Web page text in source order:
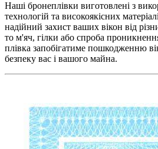
Наші бронеплівки виготовлені з
технологій та високоякісних
надійний захист ваших вікон від
то м'яч, гілки або спроба
плівка запобігатиме пошкодженню
безпеку вас і вашого майна.